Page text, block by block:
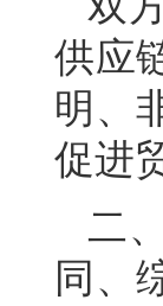
供应
明、
促进
二
同、